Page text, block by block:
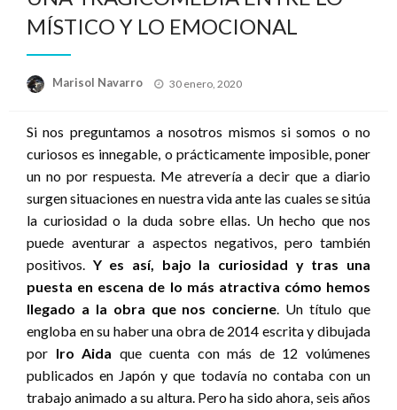
MÍSTICO Y LO EMOCIONAL
Marisol Navarro
Publicado
30 enero, 2020
Si nos preguntamos a nosotros mismos si somos o no
curiosos es innegable, o prácticamente imposible, poner
un no por respuesta. Me atrevería a decir que a diario
surgen situaciones en nuestra vida ante las cuales se sitúa
la curiosidad o la duda sobre ellas. Un hecho que nos
puede aventurar a aspectos negativos, pero también
positivos. Y es así, bajo la curiosidad y tras una
puesta en escena de lo más atractiva cómo hemos
llegado a la obra que nos concierne. Un título que
engloba en su haber una obra de 2014 escrita y dibujada
por Iro Aida que cuenta con más de 12 volúmenes
publicados en Japón y que todavía no contaba con un
trabajo animado a su altura. Pero ha sido ahora, seis años